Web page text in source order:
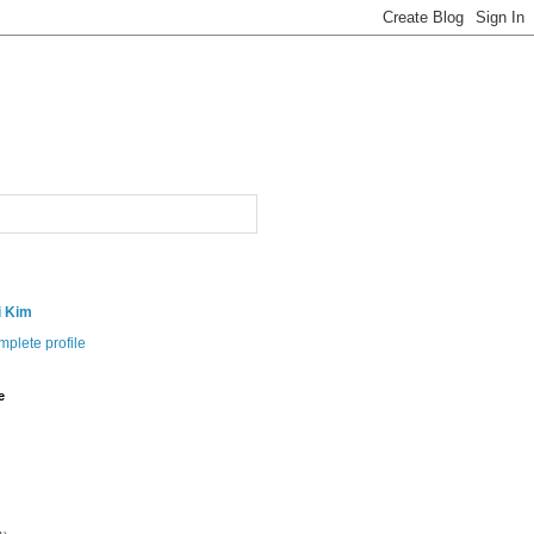
Kim
profile